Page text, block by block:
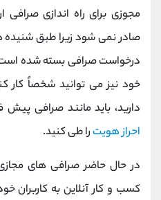
مجوزی برای راه اندازی
صادر نمی شود زیرا طبق شنیده
درخواست صرافی بسته شده است
خود نیز می توانید شخصاً کار
دارید، باید مانند صرافی
احراز هویت را طی کنید.
در حال حاضر صرافی های
کسب و کار آنلاین به کاربران